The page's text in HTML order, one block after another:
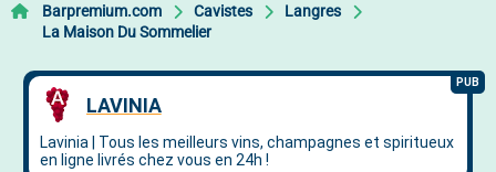
Barpremium.com Cavistes
Langres
La Maison Du Sommelier